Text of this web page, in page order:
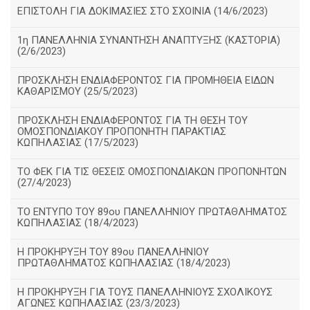
ΕΠΙΣΤΟΛΗ ΓΙΑ ΔΟΚΙΜΑΣΙΕΣ ΣΤΟ ΣΧΟΙΝΙΑ (14/6/2023)
1η ΠΑΝΕΛΛΗΝΙΑ ΣΥΝΑΝΤΗΣΗ ΑΝΑΠΤΥΞΗΣ (ΚΑΣΤΟΡΙΑ)
(2/6/2023)
ΠΡΟΣΚΛΗΣΗ ΕΝΔΙΑΦΕΡΟΝΤΟΣ ΓΙΑ ΠΡΟΜΗΘΕΙΑ ΕΙΔΩΝ
ΚΑΘΑΡΙΣΜΟΥ (25/5/2023)
ΠΡΟΣΚΛΗΣΗ ΕΝΔΙΑΦΕΡΟΝΤΟΣ ΓΙΑ ΤΗ ΘΕΣΗ ΤΟΥ
ΟΜΟΣΠΟΝΔΙΑΚΟΥ ΠΡΟΠΟΝΗΤΗ ΠΑΡΑΚΤΙΑΣ
ΚΩΠΗΛΑΣΙΑΣ (17/5/2023)
ΤΟ ΦΕΚ ΓΙΑ ΤΙΣ ΘΕΣΕΙΣ ΟΜΟΣΠΟΝΔΙΑΚΩΝ ΠΡΟΠΟΝΗΤΩΝ
(27/4/2023)
ΤΟ ΕΝΤΥΠΟ ΤΟΥ 89ου ΠΑΝΕΛΛΗΝΙΟΥ ΠΡΩΤΑΘΛΗΜΑΤΟΣ
ΚΩΠΗΛΑΣΙΑΣ (18/4/2023)
Η ΠΡΟΚΗΡΥΞΗ ΤΟΥ 89ου ΠΑΝΕΛΛΗΝΙΟΥ
ΠΡΩΤΑΘΛΗΜΑΤΟΣ ΚΩΠΗΛΑΣΙΑΣ (18/4/2023)
Η ΠΡΟΚΗΡΥΞΗ ΓΙΑ ΤΟΥΣ ΠΑΝΕΛΛΗΝΙΟΥΣ ΣΧΟΛΙΚΟΥΣ
ΑΓΩΝΕΣ ΚΩΠΗΛΑΣΙΑΣ (23/3/2023)